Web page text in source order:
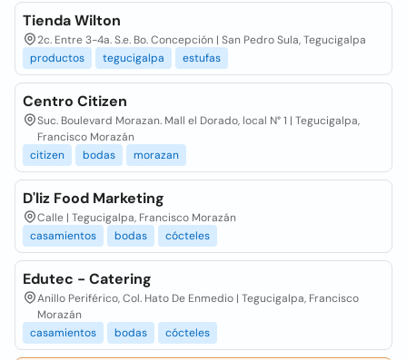
Tienda Wilton
2c. Entre 3-4a. S.e. Bo. Concepción | San Pedro Sula, Tegucigalpa
productos
tegucigalpa estufas
Centro Citizen
Suc. Boulevard Morazan. Mall el Dorado, local N° 1 | Tegucigalpa,
Francisco Morazán
citizen
bodas morazan
D'liz Food Marketing
Calle | Tegucigalpa, Francisco Morazán
casamientos
bodas cócteles
Edutec - Catering
Anillo Periférico, Col. Hato De Enmedio | Tegucigalpa, Francisco
Morazán
casamientos
bodas cócteles